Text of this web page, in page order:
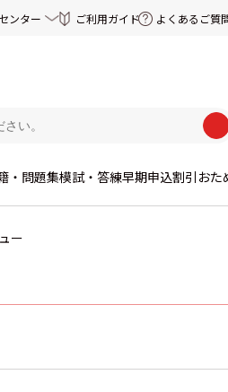
ンター ご利用ガイド よくあるご質
・問題集模試・答練早期申込割引 おた
ー